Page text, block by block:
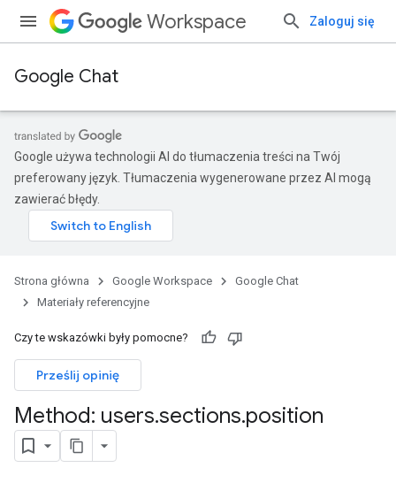
Workspace Zaloguj się
Google Chat
Google używa technologii AI do tłumaczenia treści na Twój
preferowany język. Tłumaczenia wygenerowane przez AI mogą
zawierać błędy.
Strona główna Google Workspace
Google Chat
Materiały referencyjne
Czy te wskazówki były pomocne?
Prześlij opinię
Method: users.sections.position